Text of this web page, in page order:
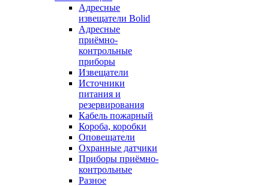
Адресные
извещатели Bolid
Адресные
приёмно-
контрольные
приборы
Извещатели
Источники
питания и
резервирования
Кабель пожарный
Короба, коробки
Оповещатели
Охранные датчики
Приборы приёмно-
контрольные
Разное